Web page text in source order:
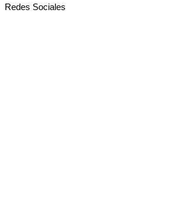
Redes Sociales